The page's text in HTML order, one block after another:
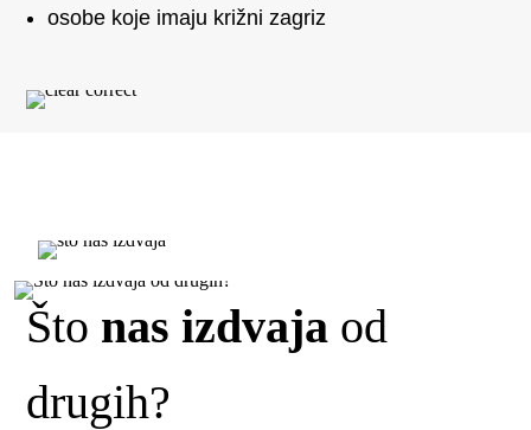
osobe koje imaju križni zagriz
Što nas izdvaja od
drugih?